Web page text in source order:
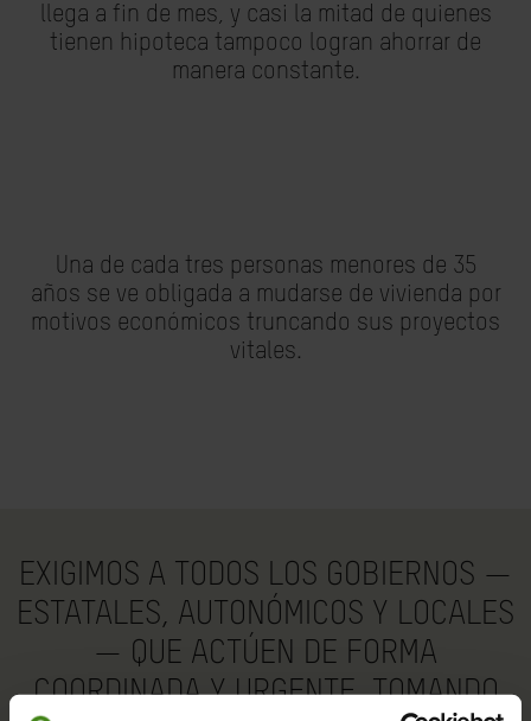
llega a fin de mes, y casi la mitad de quienes
tienen hipoteca tampoco logran ahorrar de
manera constante.
Una de cada tres personas menores de 35
años se ve obligada a mudarse de vivienda por
motivos económicos truncando sus proyectos
vitales.
EXIGIMOS A TODOS LOS GOBIERNOS —
ESTATALES, AUTONÓMICOS Y LOCALES
— QUE ACTÚEN DE FORMA
COORDINADA Y URGENTE, TOMANDO